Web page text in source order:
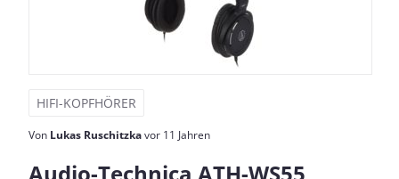
HIFI-KOPFHÖRER
Von Lukas Ruschitzkavor 11 Jahren